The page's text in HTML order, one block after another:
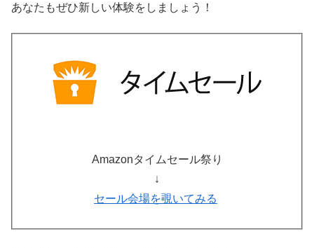
あなたもぜひ新しい体験をしましょう！
Amazonタイムセール祭り
↓
セール会場を覗いてみる